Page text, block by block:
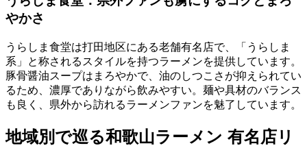
やかさ
うらしま食堂は打田地区にある老舗有名店で、「うらしま
系」と称されるスタイルを持つラーメンを提供しています。
豚骨醤油スープはまろやかで、油のしつこさが抑えられてい
るため、濃厚でありながら飲みやすい。麺や具材のバランス
も良く、県外から訪れるラーメンファンを魅了しています。
地域別で巡る和歌山ラーメン 有名店リ